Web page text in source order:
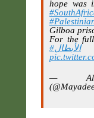
hope was
Gilboa
For the
#الأبطال
— Al